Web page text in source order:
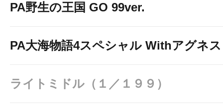
PA野生の王国 GO 99ver.
PA大海物語4スペシャル Withアグネ
ライトミドル（１／１９９）